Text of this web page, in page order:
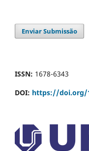
Enviar Submissão
ISSN: 1678-6343
DOI: https://doi.org/